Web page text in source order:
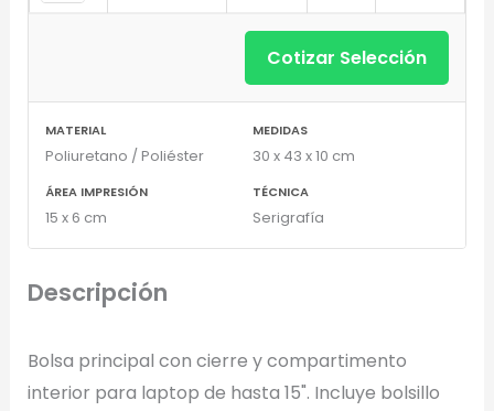
Diseñador de Vistas Previas
con IA ×
Arrastra y suelta tu logotipo aquí
Cotizar Selección
MATERIAL
Poliuretano / Poliéster
MEDIDAS
30 x 43 x 10 cm
ÁREA IMPRESIÓN
15 x 6 cm
TÉCNICA
Serigrafía
Descripción
Bolsa principal con cierre y compartimento
interior para laptop de hasta 15". Incluye bolsillo